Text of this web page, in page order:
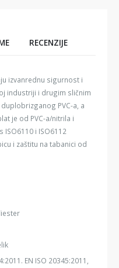
RECENZIJE
izvanrednu sigurnost i
industriji i drugim sličnim
PVC-a, a
je od PVC-a/nitrila i
i ISO6112
i zaštitu na tabanici od
EN ISO 20345:2011,